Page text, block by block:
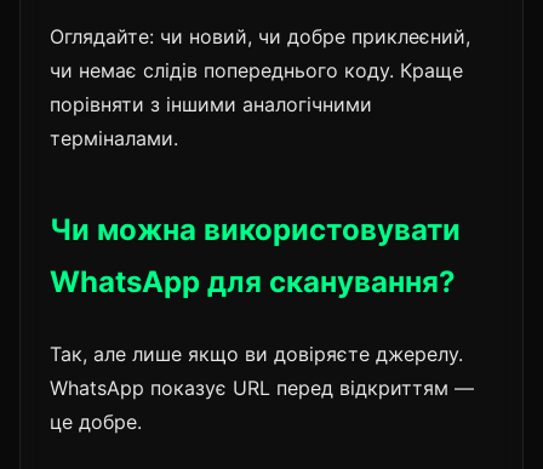
Оглядайте: чи новий, чи добре приклеєний,
чи немає слідів попереднього коду. Краще
порівняти з іншими аналогічними
терміналами.
Чи можна використовувати
WhatsApp для сканування?
Так, але лише якщо ви довіряєте джерелу.
WhatsApp показує URL перед відкриттям —
це добре.